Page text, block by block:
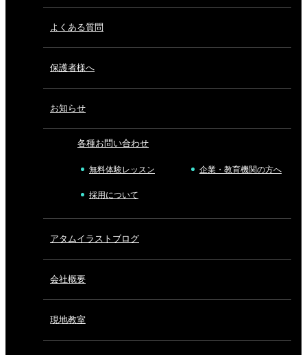
よくある質問
保護者様へ
お知らせ
各種お問い合わせ
無料体験レッスン 企業・教育機関の方へ
採用について
アタムイラストブログ
会社概要
現地教室